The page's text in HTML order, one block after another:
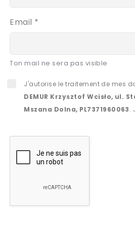
Email *
Ton mail ne sera pas visible
J'autorise le traitement de mes
DEMUR Krzysztof Wcisło, ul.
Mszana Dolna, PL7371960063.